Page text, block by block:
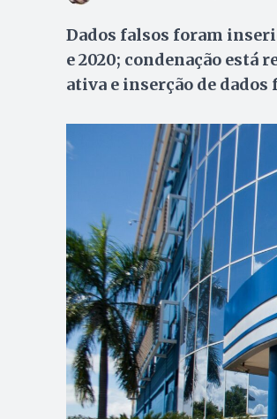
Dados falsos foram
e 2020; condenação está
ativa e inserção de dados